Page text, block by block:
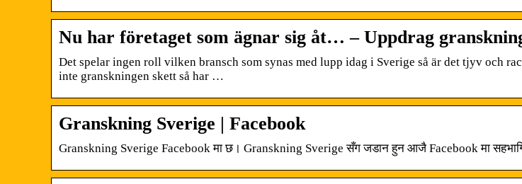
Nu har företaget som ägnar sig åt… – Uppdrag
Det spelar ingen roll vilken bransch som synas med lupp idag i Sverige så är det tjyv och
inte granskningen skett så har …
Granskning Sverige | Facebook
Granskning Sverige Facebook मा छ। Granskning Sverige सँग जडान हुन आजै Facebook मा